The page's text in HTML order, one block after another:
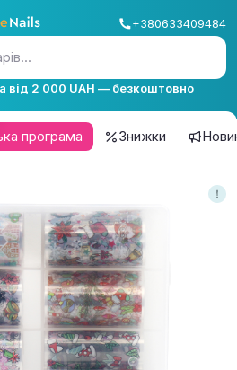
+380633409484
від 2 000 UAH — безкоштовно
програма Знижки